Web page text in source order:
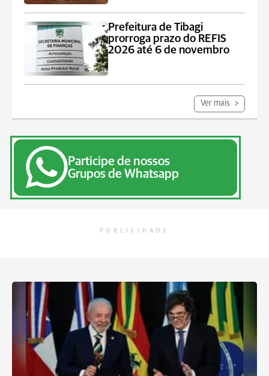
Prefeitura de Tibagi
prorroga prazo do REFIS
2026 até 6 de novembro
Ver mais
Participe de nossos
Grupos de Whatsapp
PUBLICIDADE